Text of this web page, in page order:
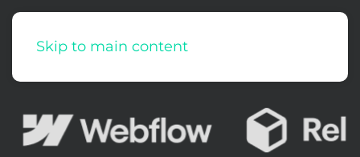
Skip to main content
EMPRESAS ATENDIDAS